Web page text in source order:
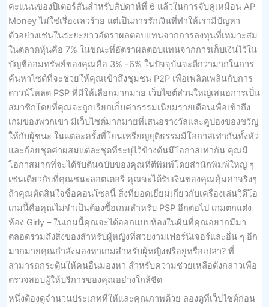
คะแนนของปีเตอร์สันสำหรับสัปดาห์ที่ 6 แล้วในการจับคู่เหมือน AP
Money ไม่ใช่เรื่องเลวร้าย แต่เป็นการรักเงินที่ทำให้เรามีปัญหา
ตัวอย่างเช่นในระยะยาวอัตราผลตอบแทนจากการลงทุนที่เหมาะสม
ในตลาดหุ้นคือ 7% ในขณะที่อัตราผลตอบแทนจากการเก็บเงินไว้ใน
บัญชีออมทรัพย์ของคุณคือ 3% -6% ในปัจจุบันจะดีกว่ามากในการ
ค้นหาไซต์ที่จะช่วยให้คุณเข้าถึงชุมชน P2P เพื่อเพลิดเพลินกับการ
ดาวน์โหลด PSP ที่มีให้เลือกมากมาย เว็บไซต์ส่วนใหญ่เสนอการเป็น
สมาชิกโดยที่คุณจะถูกเรียกเก็บค่าธรรมเนียมรายเดือนเพื่อเข้าถึง
เกมของพวกเขา มีเว็บไซต์มากมายที่เสนอรางวัลและคูปองของขวัญ
ให้กับผู้ชนะ ในแต่ละครั้งที่โยนเหรียญยุติธรรมมีโอกาสเท่ากันทั้งหัว
และก้อยชุดค่าผสมแต่ละชุดที่ระบุไว้ข้างต้นมีโอกาสเท่ากัน คุณมี
โอกาสมากที่จะได้รับต้นฉบับของคุณที่ตีพิมพ์โดยสำนักพิมพ์ใหญ่ ๆ
เช่นเดียวกับที่คุณชนะลอตเตอรี คุณจะได้รับเงินของคุณคุ้มค่าจริงๆ
ถ้าคุณตัดสินใจซื้อคอนโซลนี้ สิ่งที่ยอดเยี่ยมเกี่ยวกับเครื่องเล่นวิดีโอ
เกมนี้คือคุณไม่จำเป็นต้องซื้อเกมสำหรับ PSP อีกต่อไป เกมตกแต่ง
ห้อง Girly – ในเกมนี้คุณจะได้ออกแบบห้องในฝันที่คุณอยากมีมา
ตลอดรวมถึงสิ่งของสำหรับผู้หญิงที่สวยงามเฟอร์นิเจอร์และอื่น ๆ อีก
มากมายคุณกำลังมองหาเกมสำหรับผู้หญิงฟรีอยู่หรือเปล่า? ที่
สามารถกระตุ้นให้คนอื่นมองหา สำหรับความช่วยเหลือดังกล่าวเพื่อ
ตรวจสอบผู้ให้บริการของคุณอย่างใกล้ชิด
หนึ่งต้องดูจำนวนประเภทที่ให้และคุณภาพด้วย ลองดูที่เว็บไซต์ก่อน